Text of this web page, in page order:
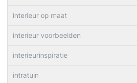
interieur op maat
interieur voorbeelden
interieurinspiratie
intratuin